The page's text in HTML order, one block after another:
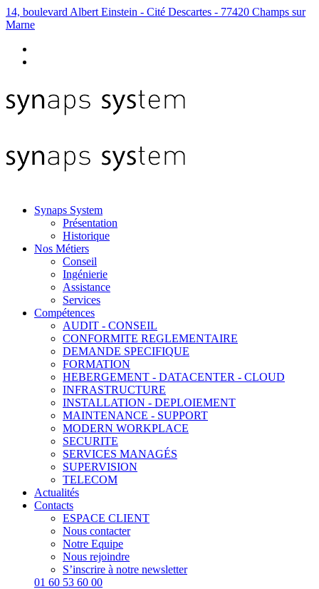
14, boulevard Albert Einstein - Cité Descartes - 77420 Champs sur
Marne
Synaps System
Présentation
Historique
Nos Métiers
Conseil
Ingénierie
Assistance
Services
Compétences
AUDIT - CONSEIL
CONFORMITE REGLEMENTAIRE
DEMANDE SPECIFIQUE
FORMATION
HEBERGEMENT - DATACENTER - CLOUD
INFRASTRUCTURE
INSTALLATION - DEPLOIEMENT
MAINTENANCE - SUPPORT
MODERN WORKPLACE
SECURITE
SERVICES MANAGÉS
SUPERVISION
TELECOM
Actualités
Contacts
ESPACE CLIENT
Nous contacter
Notre Equipe
Nous rejoindre
S’inscrire à notre newsletter
01 60 53 60 00